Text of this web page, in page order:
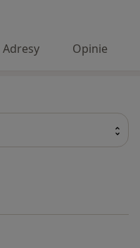
Adresy Opinie